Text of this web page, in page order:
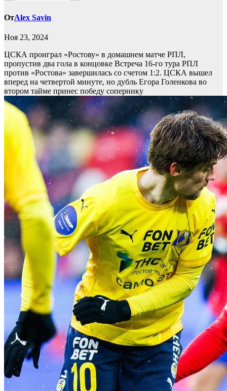
ОтAlex Savin
Ноя 23, 2024
ЦСКА проиграл «Ростову» в домашнем матче РПЛ,
пропустив два гола в концовке Встреча 16-го тура РПЛ
против «Ростова» завершилась со счетом 1:2. ЦСКА вышел
вперед на четвертой минуте, но дубль Егора Голенкова во
втором тайме принес победу сопернику